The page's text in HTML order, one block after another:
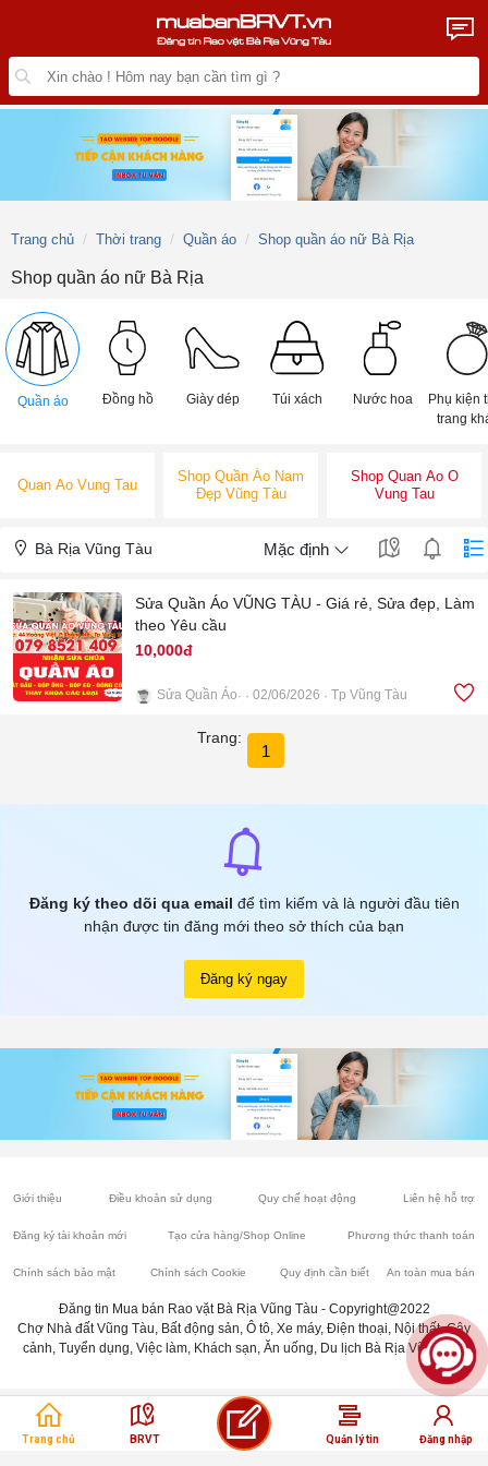
Trang chủ Thời trang Quần áo Shop quần áo nữ Bà Rịa
Shop quần áo nữ Bà Rịa
Quần áo Đồng hồ Giày dép Túi xách Nước hoa
Phụ kiện
trang
Quan Ao Vung Tau
Shop Quần Áo Nam
Đẹp Vũng Tàu
Shop Quan Ao O
Vung Tau
Bà Rịa Vũng Tàu Mặc định
Sửa Quần Áo VŨNG TÀU - Giá rẻ, Sửa đẹp, Làm
theo Yêu cầu
10,000đ
Sửa Quần Áo 02/06/2026 Tp Vũng Tàu
Trang:
1
Đăng ký theo dõi qua email để tìm kiếm và là người đầu tiên
nhận được tin đăng mới theo sở thích của bạn
Đăng ký ngay
Trang chủ BRVT Quản lý tin Đăng nhập
Giới thiệu Điều khoản sử dụng Quy chế hoạt động Liên hệ hỗ trợ
Đăng ký tài khoản mới Tạo cửa hàng/Shop Online Phương thức thanh toán
Chính sách bảo mật Chính sách Cookie Quy định cần biết An toàn mua bán
Đăng tin Mua bán Rao vặt Bà Rịa Vũng Tàu - Copyright@2022
Chợ Nhà đất Vũng Tàu, Bất động sản, Ô tô, Xe máy, Điện thoại, Nội thất, Cây
cảnh, Tuyển dụng, Việc làm, Khách sạn, Ăn uống, Du lịch Bà Rịa Vũng Tàu